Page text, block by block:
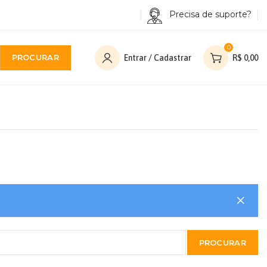
Precisa de suporte?
PROCURAR Entrar / Cadastrar
0
R$ 0,00
PROCURAR